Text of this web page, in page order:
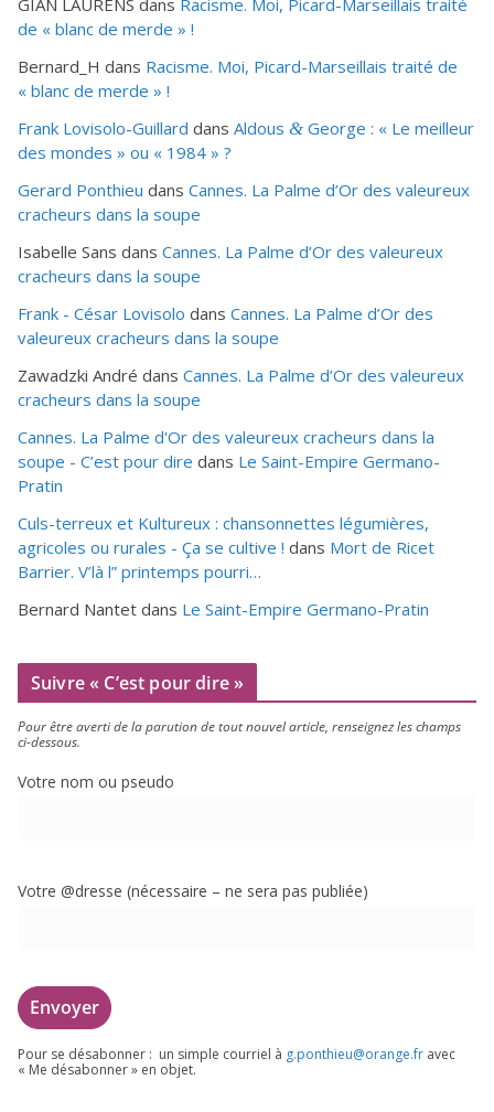
de « blanc de merde » !
Bernard_H dans Racisme. Moi, Picard-Marseillais traité de
« blanc de merde » !
Frank Lovisolo-Guillard dans Aldous & George : « Le meilleur
des mondes » ou « 1984 » ?
Gerard Ponthieu dans Cannes. La Palme d’Or des valeureux
cracheurs dans la soupe
Isabelle Sans dans Cannes. La Palme d’Or des valeureux
cracheurs dans la soupe
Frank - César Lovisolo dans Cannes. La Palme d’Or des
valeureux cracheurs dans la soupe
Zawadzki André dans Cannes. La Palme d’Or des valeureux
cracheurs dans la soupe
Cannes. La Palme d'Or des valeureux cracheurs dans la
soupe - C’est pour dire dans Le Saint-Empire Germano-
Pratin
Culs-terreux et Kultureux : chansonnettes légumières,
agricoles ou rurales - Ça se cultive ! dans Mort de Ricet
Barrier. V’là l” printemps pourri…
Bernard Nantet dans Le Saint-Empire Germano-Pratin
Suivre « C’est pour dire »
Pour être aver­ti de la paru­tion de tout nou­vel article, ren­sei­gnez les champs
ci-dessous.
Votre nom ou pseudo
Votre @dresse (néces­saire – ne sera pas publiée)
Pour se désa­bon­ner : un simple cour­riel à g.​ponthieu@​orange.​fr avec
« Me désa­bon­ner » en objet.